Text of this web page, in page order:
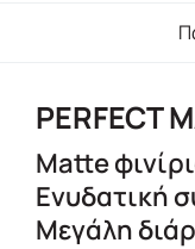
PERFECT
Matte
Ενυδατική
Μεγάλη